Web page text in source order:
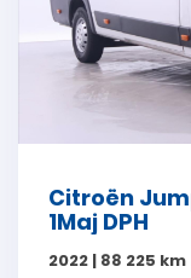
Citroën
1Maj DPH
2022 | 88 225 km